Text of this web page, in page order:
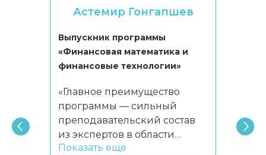
Астемир Гонгапшев
Выпускник программы
«Финансовая математика и
финансовые технологии»
«Главное преимущество
программы — сильный
преподавательский состав
из экспертов в области
математики и
Показать ещё